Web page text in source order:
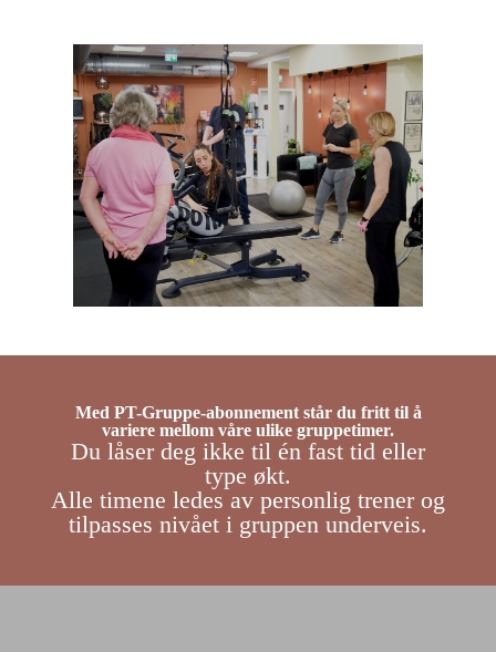
Med PT-Gruppe-abonnement står du fritt til å
variere mellom våre ulike gruppetimer.
Du låser deg ikke til én fast tid eller
type økt.
Alle timene ledes av personlig trener og
tilpasses nivået i gruppen underveis.